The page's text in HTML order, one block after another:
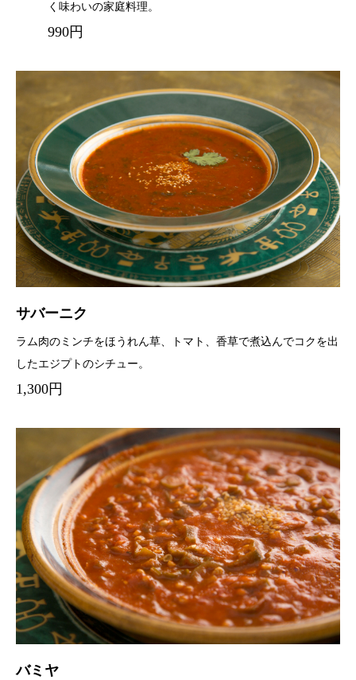
く味わいの家庭料理。
990円
サバーニク
ラム肉のミンチをほうれん草、トマト、香草で煮込んでコクを出
したエジプトのシチュー。
1,300円
バミヤ